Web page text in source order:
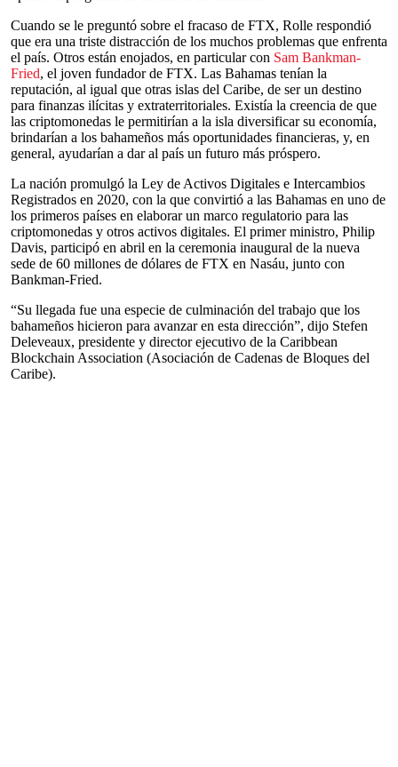
Cuando se le preguntó sobre el fracaso de FTX, Rolle respondió
que era una triste distracción de los muchos problemas que enfrenta
el país. Otros están enojados, en particular con Sam Bankman-
Fried, el joven fundador de FTX. Las Bahamas tenían la
reputación, al igual que otras islas del Caribe, de ser un destino
para finanzas ilícitas y extraterritoriales. Existía la creencia de que
las criptomonedas le permitirían a la isla diversificar su economía,
brindarían a los bahameños más oportunidades financieras, y, en
general, ayudarían a dar al país un futuro más próspero.
La nación promulgó la Ley de Activos Digitales e Intercambios
Registrados en 2020, con la que convirtió a las Bahamas en uno de
los primeros países en elaborar un marco regulatorio para las
criptomonedas y otros activos digitales. El primer ministro, Philip
Davis, participó en abril en la ceremonia inaugural de la nueva
sede de 60 millones de dólares de FTX en Nasáu, junto con
Bankman-Fried.
“Su llegada fue una especie de culminación del trabajo que los
bahameños hicieron para avanzar en esta dirección”, dijo Stefen
Deleveaux, presidente y director ejecutivo de la Caribbean
Blockchain Association (Asociación de Cadenas de Bloques del
Caribe).